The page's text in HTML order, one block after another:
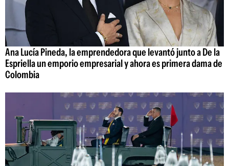
Ana Lucía Pineda, la emprendedora que levantó junto a De la
Espriella un emporio empresarial y ahora es primera dama de
Colombia